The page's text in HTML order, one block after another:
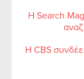
Η Search
Η CBS